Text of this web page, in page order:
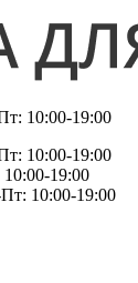
10:00-19:00
10:00-19:00
19:00
10:00-19:00